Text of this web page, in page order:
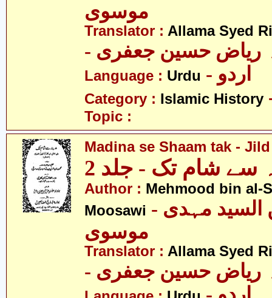
موسوی
Translator : Allama Syed
ریاض حسین جعفری
Language : Urdu - اردو
Category : Islamic History
Topic :
Madina se Shaam tak -
سے شام تک - جلد 2
Author : Mehmood bin al-
Moosawi - محمود بن السید مہدی
موسوی
Translator : Allama Syed
ریاض حسین جعفری